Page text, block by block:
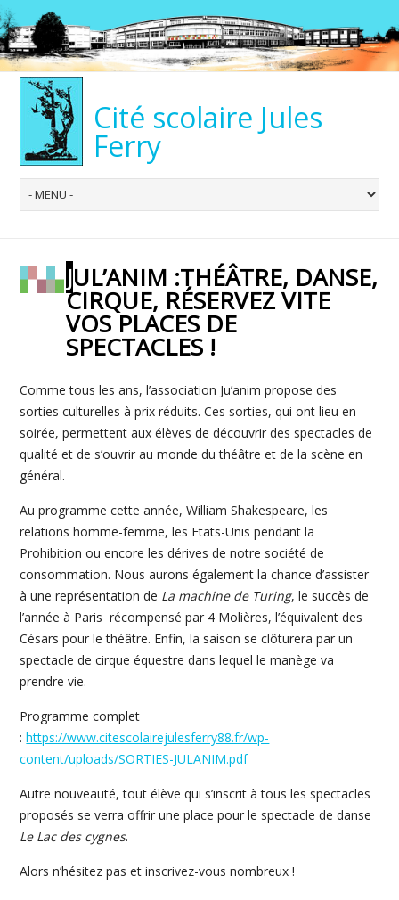
Cité scolaire Jules
Ferry
JUL’ANIM :THÉÂTRE, DANSE,
CIRQUE, RÉSERVEZ VITE
VOS PLACES DE
SPECTACLES !
Comme tous les ans, l’association Ju’anim propose des
sorties culturelles à prix réduits. Ces sorties, qui ont lieu en
soirée, permettent aux élèves de découvrir des spectacles de
qualité et de s’ouvrir au monde du théâtre et de la scène en
général.
Au programme cette année, William Shakespeare, les
relations homme-femme, les Etats-Unis pendant la
Prohibition ou encore les dérives de notre société de
consommation. Nous aurons également la chance d’assister
à une représentation de La machine de Turing, le succès de
l’année à Paris récompensé par 4 Molières, l’équivalent des
Césars pour le théâtre. Enfin, la saison se clôturera par un
spectacle de cirque équestre dans lequel le manège va
prendre vie.
Programme complet
:https://www.citescolairejulesferry88.fr/wp-
content/uploads/SORTIES-JULANIM.pdf
Autre nouveauté, tout élève qui s’inscrit à tous les spectacles
proposés se verra offrir une place pour le spectacle de danse
Le Lac des cygnes.
Alors n’hésitez pas et inscrivez-vous nombreux !